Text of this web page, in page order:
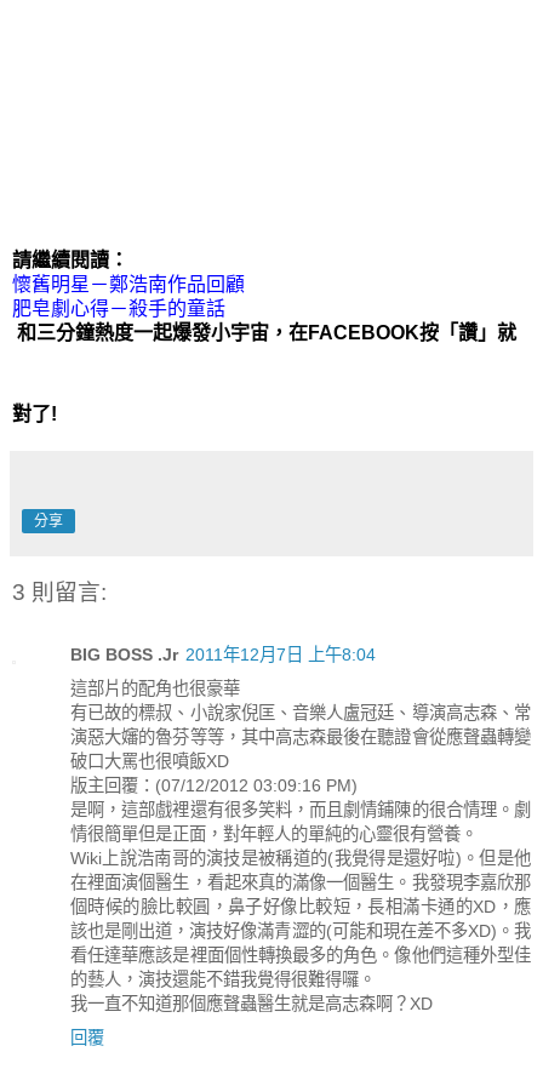
請繼續閱讀：
懷舊明星－鄭浩南作品回顧
肥皂劇心得－殺手的童話
和三分鐘熱度一起爆發小宇宙，在FACEBOOK按「讚」就
對了!
分享
3 則留言:
BIG BOSS .Jr 2011年12月7日 上午8:04
這部片的配角也很豪華
有已故的標叔、小說家倪匡、音樂人盧冠廷、導演高志森、常
演惡大嬸的魯芬等等，其中高志森最後在聽證會從應聲蟲轉變
破口大罵也很噴飯XD
版主回覆：(07/12/2012 03:09:16 PM)
是啊，這部戲裡還有很多笑料，而且劇情鋪陳的很合情理。劇
情很簡單但是正面，對年輕人的單純的心靈很有營養。
Wiki上說浩南哥的演技是被稱道的(我覺得是還好啦)。但是他
在裡面演個醫生，看起來真的滿像一個醫生。我發現李嘉欣那
個時候的臉比較圓，鼻子好像比較短，長相滿卡通的XD，應
該也是剛出道，演技好像滿青澀的(可能和現在差不多XD)。我
看任達華應該是裡面個性轉換最多的角色。像他們這種外型佳
的藝人，演技還能不錯我覺得很難得囉。
我一直不知道那個應聲蟲醫生就是高志森啊？XD
回覆